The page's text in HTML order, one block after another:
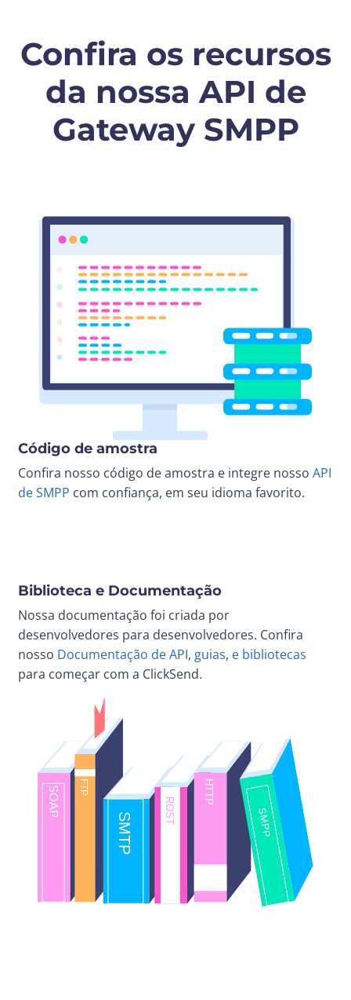
Confira os recursos
da nossa API de
Gateway SMPP
Código de amostra
Confira nosso código de amostra e integre nosso API
de SMPP com confiança, em seu idioma favorito.
Biblioteca e Documentação
Nossa documentação foi criada por
desenvolvedores para desenvolvedores. Confira
nosso Documentação de API, guias, e bibliotecas
para começar com a ClickSend.